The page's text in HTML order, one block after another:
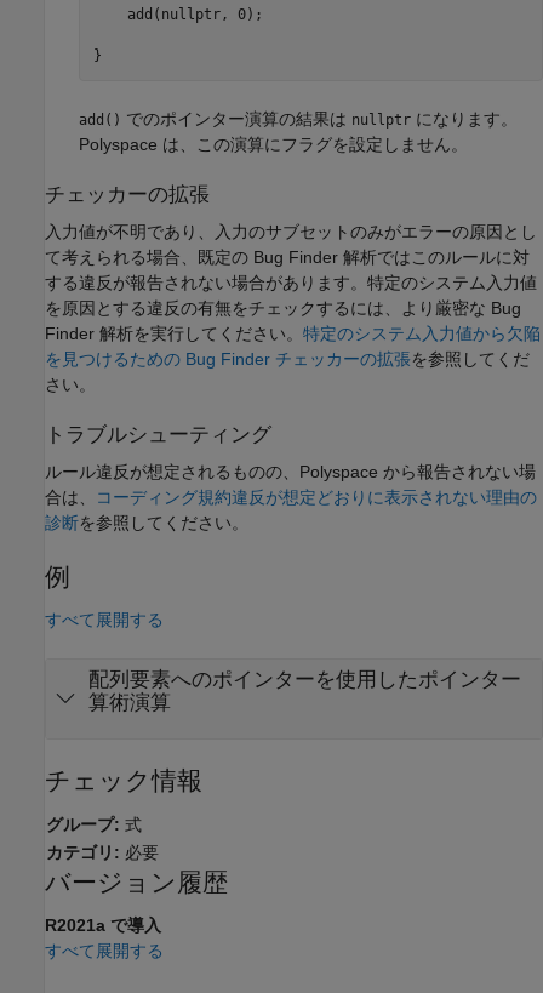
    add(nullptr, 0);
}
add() でのポインター演算の結果は nullptr になります。
Polyspace は、この演算にフラグを設定しません。
チェッカーの拡張
入力値が不明であり、入力のサブセットのみがエラーの原因とし
て考えられる場合、既定の Bug Finder 解析ではこのルールに対
する違反が報告されない場合があります。特定のシステム入力値
を原因とする違反の有無をチェックするには、より厳密な Bug
Finder 解析を実行してください。 特定のシステム入力値から欠陥
を見つけるための Bug Finder チェッカーの拡張を参照してくだ
さい。
トラブルシューティング
ルール違反が想定されるものの、Polyspace から報告されない場
合は、
コーディング規約違反が想定どおりに表示されない理由の
診断を参照してください。
例
すべて展開する
配列要素へのポインターを使用したポインター
算術演算
チェック情報
グループ: 式
カテゴリ: 必要
バージョン履歴
R2021a で導入
すべて展開する